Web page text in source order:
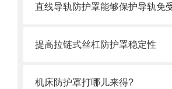
提高拉链式丝杠防护罩稳定性
机床防护罩打哪儿来得?